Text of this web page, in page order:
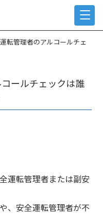
転管理者のアルコールチェ
ールチェックは誰
運転管理者または副安
、安全運転管理者が不